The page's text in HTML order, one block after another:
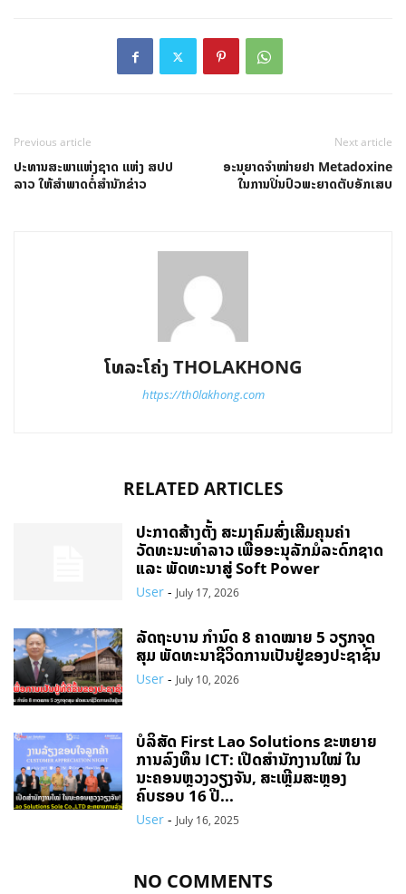
Previous article
ປະທານສະພາແຫ່ງຊາດ ແຫ່ງ ສປປ
ລາວ ໃຫ້ສໍາພາດຕໍ່ສຳນັກຂ່າວ
Next article
ອະນຸຍາດຈຳໜ່າຍຢາ Metadoxine
ໃນ​ການ​ປິ່ນປົວ​ພະຍາດ​ຕັບ​ອັກເສບ
ໂທລະໂຄ່ງ THOLAKHONG
https://th0lakhong.com
RELATED ARTICLES
ປະກາດສ້າງຕັ້ງ ສະມາຄົມສົ່ງເສີມຄຸນຄ່າ
ວັດທະນະທຳລາວ ເພື່ອອະນຸລັກມໍລະດົກຊາດ
ແລະ ພັດທະນາສູ່ Soft Power
User - July 17, 2026
ລັດຖະບານ ກຳນົດ 8 ຄາດໝາຍ 5 ວຽກຈຸດ
ສຸມ ພັດທະນາຊີວິດການເປັນຢູ່ຂອງປະຊາຊົນ
User - July 10, 2026
ບໍລິສັດ First Lao Solutions ຂະຫຍາຍ
ການລົງທຶນ ICT: ເປີດສຳນັກງານໃໝ່ ໃນ
ນະຄອນຫຼວງວຽງຈັນ, ສະເຫຼີມສະຫຼອງ
ຄົບຮອບ 16 ປີ...
User - July 16, 2025
NO COMMENTS